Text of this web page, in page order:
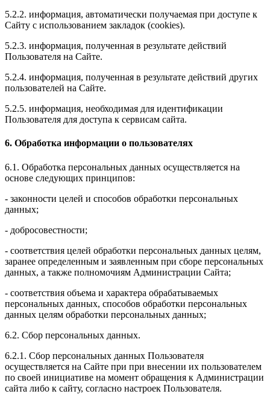
5.2.2. информация, автоматически получаемая при доступе к
Сайту с использованием закладок (cookies).
5.2.3. информация, полученная в результате действий
Пользователя на Сайте.
5.2.4. информация, полученная в результате действий других
пользователей на Сайте.
5.2.5. информация, необходимая для идентификации
Пользователя для доступа к сервисам сайта.
6. Обработка информации о пользователях
6.1. Обработка персональных данных осуществляется на
основе следующих принципов:
- законности целей и способов обработки персональных
данных;
- добросовестности;
- соответствия целей обработки персональных данных целям,
заранее определенным и заявленным при сборе персональных
данных, а также полномочиям Администрации Сайта;
- соответствия объема и характера обрабатываемых
персональных данных, способов обработки персональных
данных целям обработки персональных данных;
6.2. Сбор персональных данных.
6.2.1. Сбор персональных данных Пользователя
осуществляется на Сайте при при внесении их пользователем
по своей инициативе на момент обращения к Администрации
сайта либо к сайту, согласно настроек Пользователя.